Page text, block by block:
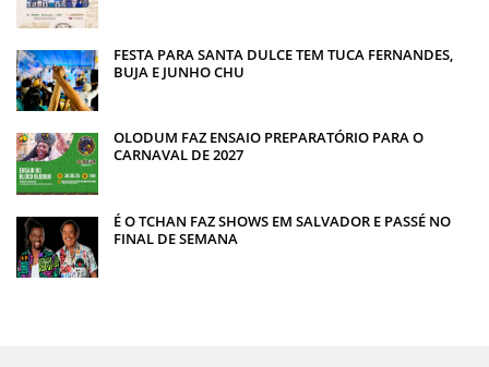
FESTA PARA SANTA DULCE TEM TUCA FERNANDES,
BUJA E JUNHO CHU
OLODUM FAZ ENSAIO PREPARATÓRIO PARA O
CARNAVAL DE 2027
É O TCHAN FAZ SHOWS EM SALVADOR E PASSÉ NO
FINAL DE SEMANA